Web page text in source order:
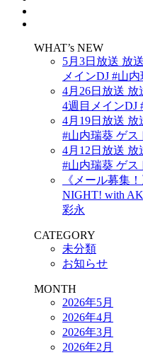
WHAT’s NEW
5月3日放送 放
メインDJ #山
4月26日放送 放
4週目メインDJ
4月19日放送 放
#山内瑞葵 ゲス
4月12日放送 放
#山内瑞葵 ゲス
《メール募集
NIGHT! with
彩永
CATEGORY
未分類
お知らせ
MONTH
2026年5月
2026年4月
2026年3月
2026年2月